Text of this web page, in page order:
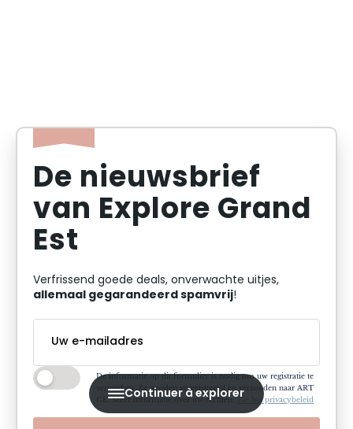
Continuer à explorer
De nieuwsbrief
van Explore Grand
Est
Verfrissend goede deals, onverwachte uitjes,
allemaal gegarandeerd spamvrij!
De informatie op dit formulier is nodig om uw registratie te
verwerken. Ze worden geregistreerd en verzonden naar ART
GE. Meer informatie over uw rechten:Zie het privacybeleid